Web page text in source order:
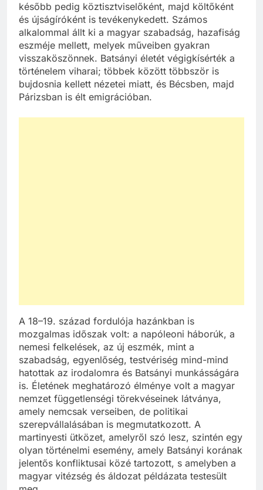
később pedig köztisztviselőként, majd költőként
és újságíróként is tevékenykedett. Számos
alkalommal állt ki a magyar szabadság, hazafiság
eszméje mellett, melyek műveiben gyakran
visszaköszönnek. Batsányi életét végigkísérték a
történelem viharai; többek között többször is
bujdosnia kellett nézetei miatt, és Bécsben, majd
Párizsban is élt emigrációban.
A 18–19. század fordulója hazánkban is
mozgalmas időszak volt: a napóleoni háborúk, a
nemesi felkelések, az új eszmék, mint a
szabadság, egyenlőség, testvériség mind-mind
hatottak az irodalomra és Batsányi munkásságára
is. Életének meghatározó élménye volt a magyar
nemzet függetlenségi törekvéseinek látványa,
amely nemcsak verseiben, de politikai
szerepvállalásában is megmutatkozott. A
martinyesti ütközet, amelyről szó lesz, szintén egy
olyan történelmi esemény, amely Batsányi korának
jelentős konfliktusai közé tartozott, s amelyben a
magyar vitézség és áldozat példázata testesült